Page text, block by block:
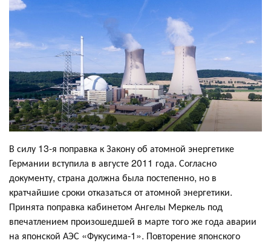
В силу 13-я поправка к Закону об атомной энергетике
Германии вступила в августе 2011 года. Согласно
документу, страна должна была постепенно, но в
кратчайшие сроки отказаться от атомной энергетики.
Принята поправка кабинетом Ангелы Меркель под
впечатлением произошедшей в марте того же года аварии
на японской АЭС «Фукусима-1». Повторение японского